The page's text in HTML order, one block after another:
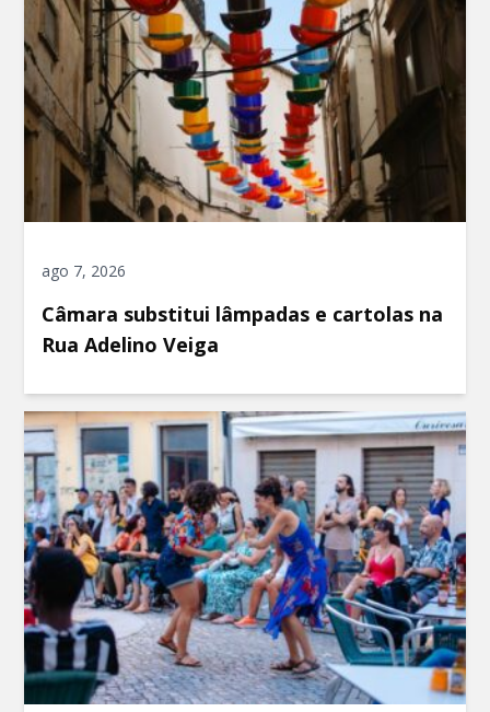
ago 7, 2026
Câmara substitui lâmpadas e cartolas na
Rua Adelino Veiga